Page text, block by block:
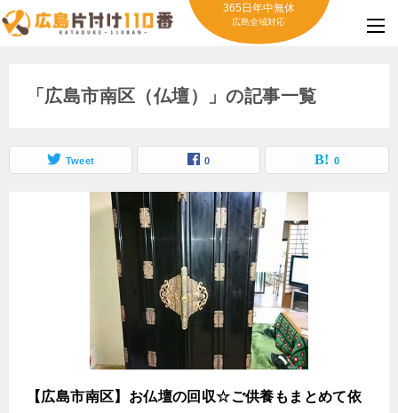
365日年中無休
広島全域対応
「広島市南区（仏壇）」の記事一覧
Tweet 0 0
【広島市南区】お仏壇の回収☆ご供養もまとめて依